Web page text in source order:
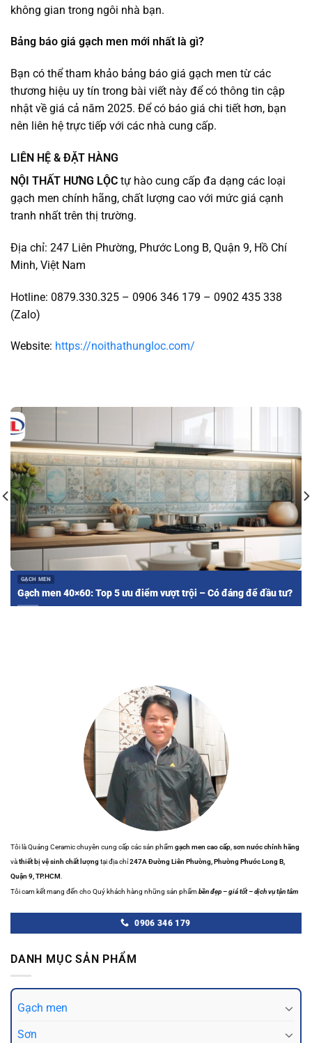
không gian trong ngôi nhà bạn.
Bảng báo giá gạch men mới nhất là gì?
Bạn có thể tham khảo bảng báo giá gạch men từ các
thương hiệu uy tín trong bài viết này để có thông tin cập
nhật về giá cả năm 2025. Để có báo giá chi tiết hơn, bạn
nên liên hệ trực tiếp với các nhà cung cấp.
LIÊN HỆ & ĐẶT HÀNG
NỘI THẤT HƯNG LỘC tự hào cung cấp đa dạng các loại
gạch men chính hãng, chất lượng cao với mức giá cạnh
tranh nhất trên thị trường.
Địa chỉ: 247 Liên Phường, Phước Long B, Quận 9, Hồ Chí
Minh, Việt Nam
Hotline: 0879.330.325 – 0906 346 179 – 0902 435 338
(Zalo)
Website: https://noithathungloc.com/
GẠCH MEN
Gạch men 40×60: Top 5 ưu điểm vượt trội – Có đáng để đầu tư?
Tôi là Quảng Ceramic chuyên cung cấp các sản phẩmgạch men cao cấp sơn nước chính hãng
vàthiết bị vệ sinh chất lượngtại địa chỉ247A Đường Liên Phường, Phường Phước Long B,
Quận 9, TP.HCM
Tôi cam kết mang đến cho Quý khách hàng những sản phẩmbền đẹp – giá tốt – dịch vụ tận tâm
0906 346 179
DANH MỤC SẢN PHẨM
Gạch men
Sơn